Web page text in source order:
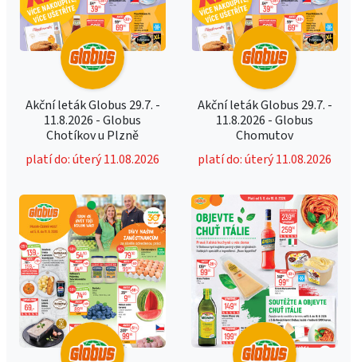
Akční leták Globus 29.7. -
11.8.2026 - Globus
Chotíkov u Plzně
platí do: úterý 11.08.2026
Akční leták Globus 29.7. -
11.8.2026 - Globus
Chomutov
platí do: úterý 11.08.2026